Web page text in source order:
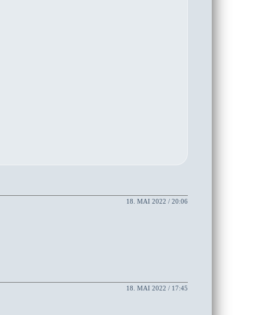
18. MAI 2022 / 20:06
18. MAI 2022 / 17:45